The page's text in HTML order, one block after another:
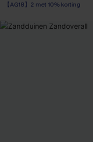
【AG18】2 met 10% korting